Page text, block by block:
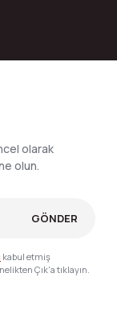
olarak
olun.
GÖNDER
kabul etmiş
Çık'a tıklayın.